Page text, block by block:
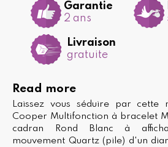
Garantie
2 ans
Livraison
gratuite
Read more
Laissez vous séduire par cette
Cooper Multifonction à bracelet
cadran Rond Blanc à
mouvement Quartz (pile) d'un